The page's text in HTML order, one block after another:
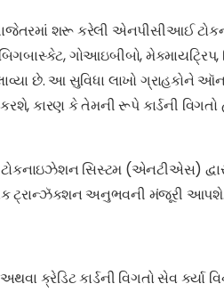
શરૂ કરેલી એનપીસીઆઈ
બિગબાસ્કેટ, ગોઆઇબીબો,
છે. આ સુવિધા લાખો ગ્રાહકોને
કારણ કે તેમની રૂપે કાર્ડની
સિસ્ટમ (એનટીએસ)
ટ્રાન્ઝૅક્શન અનુભવની મંજૂરી આપશે.
ક્રેડિટ કાર્ડની વિગતો સેવ